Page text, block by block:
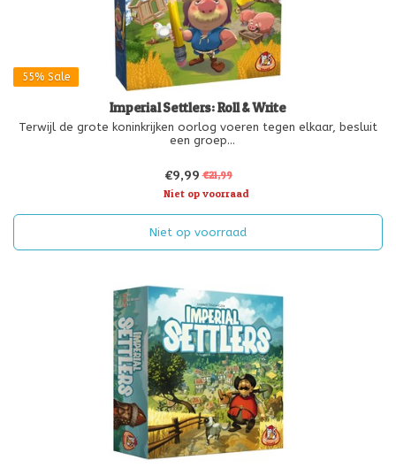
55% Sale
Imperial Settlers: Roll & Write
Terwijl de grote koninkrijken oorlog voeren tegen elkaar, besluit
een groep
omgeving. Ze weten dat ze deze keer met elkaar zullen moeten
samenwerken om die nieuwe gebieden te laten opbloe
€9,99 €21,99
Niet op voorraad
Niet op voorraad